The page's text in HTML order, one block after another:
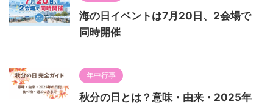
海の日イベントは7月20日、2会場で
同時開催
年中行事
秋分の日とは？意味・由来・2025年